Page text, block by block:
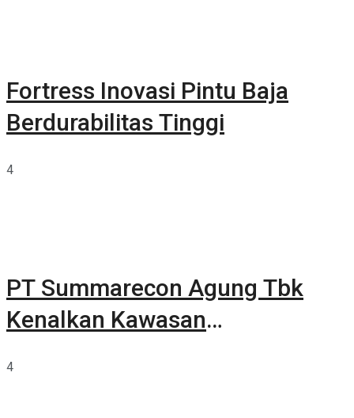
Fortress Inovasi Pintu Baja
Berdurabilitas Tinggi
4
PT Summarecon Agung Tbk
Kenalkan Kawasan
4